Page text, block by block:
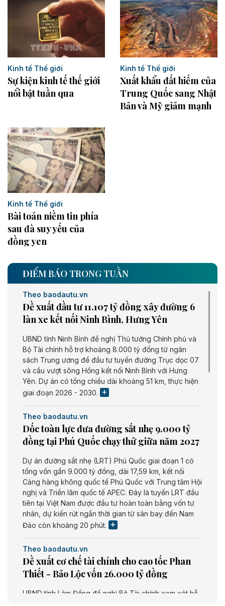
Kinh tế Thế giới
Sự kiện kinh tế thế giới
nổi bật tuần qua
Kinh tế Thế giới
Xuất khẩu đất hiếm của
Trung Quốc sang Nhật
Bản và Mỹ giảm mạnh
Kinh tế Thế giới
Bài toán niềm tin phía
sau đà suy yếu của
đồng yen
ĐIỂM BÁO TRONG TUẦN
Theo baodautu.vn
Đề xuất đầu tư 11.107 tỷ đồng xây đường 6
làn xe kết nối Ninh Bình, Hưng Yên
UBND tỉnh Ninh Bình đề nghị Thủ tướng Chính phủ và
Bộ Tài chính hỗ trợ khoảng 8.000 tỷ đồng từ ngân
sách Trung ương để đầu tư tuyến đường Trục dọc 07
và cầu vượt sông Hồng kết nối Ninh Bình với Hưng
Yên. Dự án có tổng chiều dài khoảng 51 km, thực hiện
giai đoạn 2026 - 2030.
Theo baodautu.vn
Dốc toàn lực đưa đường sắt nhẹ 9.000 tỷ
đồng tại Phú Quốc chạy thử giữa năm 2027
Dự án đường sắt nhẹ (LRT) Phú Quốc giai đoạn 1 có
tổng vốn gần 9.000 tỷ đồng, dài 17,59 km, kết nối
Cảng hàng không quốc tế Phú Quốc với Trung tâm Hội
nghị và Triển lãm quốc tế APEC. Đây là tuyến LRT đầu
tiên tại Việt Nam được đầu tư hoàn toàn bằng vốn tư
nhân, dự kiến rút ngắn thời gian từ sân bay đến Nam
Đảo còn khoảng 20 phút.
Theo baodautu.vn
Đề xuất cơ chế tài chính cho cao tốc Phan
Thiết - Bảo Lộc vốn 26.000 tỷ đồng
UBND tỉnh Lâm Đồng đề nghị Bộ Tài chính xem xét hỗ